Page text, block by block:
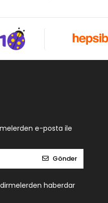
e-posta ile
Gönder
haberdar